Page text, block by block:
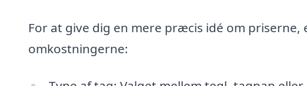
For at give dig en mere præcis idé om
omkostningerne: